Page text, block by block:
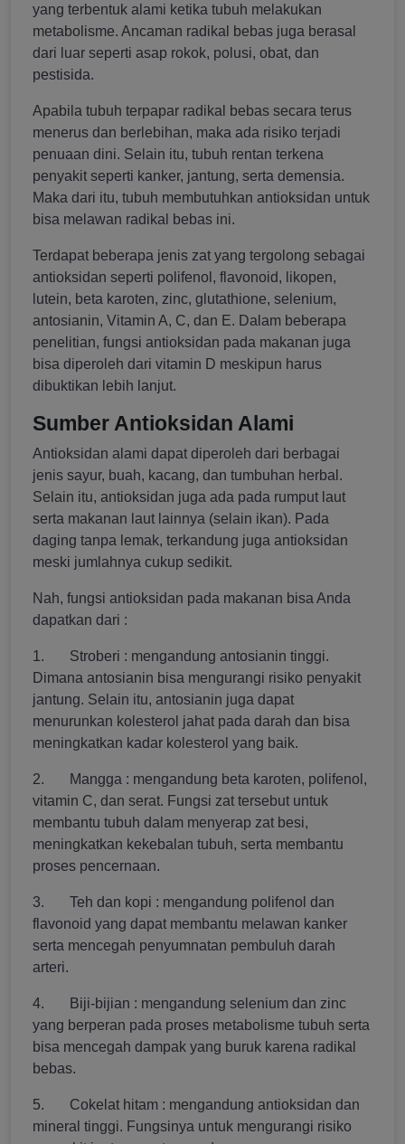
yang terbentuk alami ketika tubuh melakukan
metabolisme. Ancaman radikal bebas juga berasal
dari luar seperti asap rokok, polusi, obat, dan
pestisida.
Apabila tubuh terpapar radikal bebas secara terus
menerus dan berlebihan, maka ada risiko terjadi
penuaan dini. Selain itu, tubuh rentan terkena
penyakit seperti kanker, jantung, serta demensia.
Maka dari itu, tubuh membutuhkan antioksidan untuk
bisa melawan radikal bebas ini.
Terdapat beberapa jenis zat yang tergolong sebagai
antioksidan seperti polifenol, flavonoid, likopen,
lutein, beta karoten, zinc, glutathione, selenium,
antosianin, Vitamin A, C, dan E. Dalam beberapa
penelitian, fungsi antioksidan pada makanan juga
bisa diperoleh dari vitamin D meskipun harus
dibuktikan lebih lanjut.
Sumber Antioksidan Alami
Antioksidan alami dapat diperoleh dari berbagai
jenis sayur, buah, kacang, dan tumbuhan herbal.
Selain itu, antioksidan juga ada pada rumput laut
serta makanan laut lainnya (selain ikan). Pada
daging tanpa lemak, terkandung juga antioksidan
meski jumlahnya cukup sedikit.
Nah, fungsi antioksidan pada makanan bisa Anda
dapatkan dari :
1. Stroberi : mengandung antosianin tinggi.
Dimana antosianin bisa mengurangi risiko penyakit
jantung. Selain itu, antosianin juga dapat
menurunkan kolesterol jahat pada darah dan bisa
meningkatkan kadar kolesterol yang baik.
2. Mangga : mengandung beta karoten, polifenol,
vitamin C, dan serat. Fungsi zat tersebut untuk
membantu tubuh dalam menyerap zat besi,
meningkatkan kekebalan tubuh, serta membantu
proses pencernaan.
3. Teh dan kopi : mengandung polifenol dan
flavonoid yang dapat membantu melawan kanker
serta mencegah penyumnatan pembuluh darah
arteri.
4. Biji-bijian : mengandung selenium dan zinc
yang berperan pada proses metabolisme tubuh serta
bisa mencegah dampak yang buruk karena radikal
bebas.
5. Cokelat hitam : mengandung antioksidan dan
mineral tinggi. Fungsinya untuk mengurangi risiko